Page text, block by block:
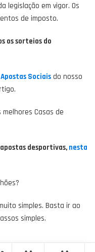
legislação em vigor. Os
de imposto.
os sorteios do
Apostas Sociais do nosso
Casas de
desportivas, nesta
simples. Basta ir ao
simples.